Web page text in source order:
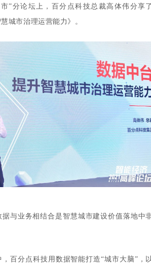
”分论坛上，百分点科技总裁高体伟分享
城市治理运营能力》。
据与业务相结合是智慧城市建设价值落地中
百分点科技用数据智能打造“城市大脑”，